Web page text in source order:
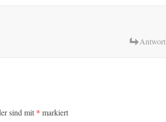
Antwort
sind mit * markiert